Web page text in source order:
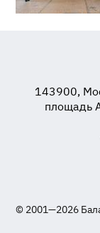
143900,
площадь
© 2001—2026